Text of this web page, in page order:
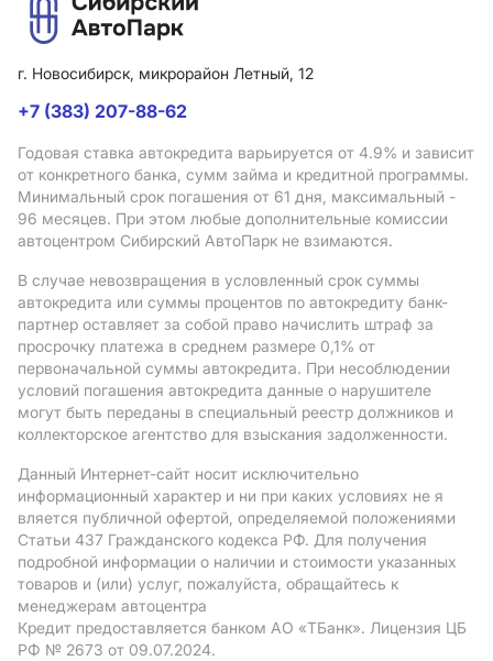
г. Новосибирск, микрорайон Летный, 12
+7 (383) 207-88-62
Годовая ставка автокредита варьируется от 4.9% и зависит
от конкретного банка, сумм займа и кредитной программы.
Минимальный срок погашения от 61 дня, максимальный -
96 месяцев. При этом любые дополнительные комиссии
автоцентром Сибирский АвтоПарк не взимаются.
В случае невозвращения в условленный срок суммы
автокредита или суммы процентов по автокредиту банк-
партнер оставляет за собой право начислить штраф за
просрочку платежа в среднем размере 0,1% от
первоначальной суммы автокредита. При несоблюдении
условий погашения автокредита данные о нарушителе
могут быть переданы в специальный реестр должников и
коллекторское агентство для взыскания задолженности.
Данный Интернет-сайт носит исключительно
информационный характер и ни при каких условиях не я
вляется публичной офертой, определяемой положениями
Статьи 437 Гражданского кодекса РФ. Для получения
подробной информации о наличии и стоимости указанных
товаров и (или) услуг, пожалуйста, обращайтесь к
менеджерам автоцентра
Кредит предоставляется банком АO «ТБанк». Лицензия ЦБ
РФ № 2673 от 09.07.2024.